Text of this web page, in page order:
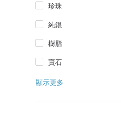
珍珠
純銀
樹脂
寶石
顯示更多